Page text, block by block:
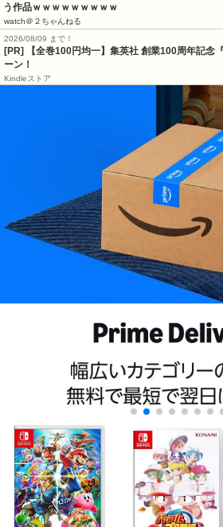
う作品ｗｗｗｗｗｗｗｗｗ
watch＠２ちゃんねる
2026/08/09 まで！
[PR]
【全巻100円均一】集英社 創業100周年記念
ーン！
Kindleストア